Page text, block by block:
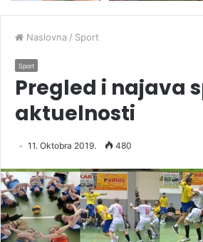
Naslovna / Sport
Sport
Pregled i najava
aktuelnosti
11. Oktobra 2019. 480